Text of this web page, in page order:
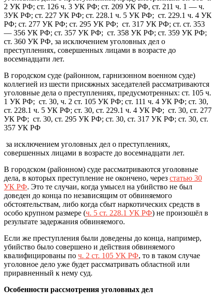
2 УК РФ; ст. 126 ч. 3 УК РФ; ст. 209 УК РФ, ст. 211 ч. 1 — ч.
3УК РФ; ст. 227 УК РФ; ст. 228.1 ч. 5 УК РФ; ст. 229.1 ч. 4 УК
РФ; ст. 277 УК РФ; ст. 295 УК РФ; ст. 317 УК РФ; ст. ст. 353
— 356 УК РФ; ст. 357 УК РФ; ст. 358 УК РФ; ст. 359 УК РФ;
ст. 360 УК РФ, за исключением уголовных дел о
преступлениях, совершенных лицами в возрасте до
восемнадцати лет.
В городском суде (районном, гарнизонном военном суде)
коллегией из шести присяжных заседателей рассматриваются
уголовные дела о преступлениях, предусмотренных: ст. 105 ч.
1 УК РФ; ст. 30, ч. 2 ст. 105 УК РФ; ст. 111 ч. 4 УК РФ; ст. 30,
ст. 228.1 ч. 5 УК РФ; ст. 30, ст. 229.1 ч. 4 УК РФ; ст. 30, ст. 277
УК РФ; ст. 30, ст. 295 УК РФ; ст. 30, ст. 317 УК РФ; ст. 30, ст.
357 УК РФ
за исключением уголовных дел о преступлениях,
совершенных лицами в возрасте до восемнадцати лет.
В городском (районном) суде рассматриваются уголовные
дела, в которых преступление не окончено, через статью 30
УК РФ. Это те случаи, когда умысел на убийство не был
доведен до конца по независящим от обвиняемого
обстоятельствам, либо когда сбыт наркотических средств в
особо крупном размере (ч. 5 ст. 228.1 УК РФ) не произошёл в
результате задержания обвиняемого.
Если же преступления были доведены до конца, например,
убийство было совершено и действия обвиняемого
квалифицированы по ч. 2 ст. 105 УК РФ, то в таком случае
уголовное дело уже будет рассматривать областной или
приравненный к нему суд.
Особенности рассмотрения уголовных дел